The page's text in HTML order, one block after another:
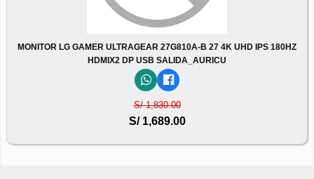
MONITOR LG GAMER ULTRAGEAR 27G810A-B 27 4K UHD IPS 180HZ
HDMIX2 DP USB SALIDA_AURICU
S/ 1,830.00
S/ 1,689.00